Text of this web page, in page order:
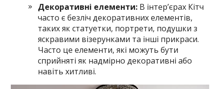
Декоративні елементи: В інтер’єрах Кітч
часто є безліч декоративних елементів,
таких як статуетки, портрети, подушки з
яскравими візерунками та інші прикраси.
Часто це елементи, які можуть бути
сприйняті як надмірно декоративні або
навіть хитливі.